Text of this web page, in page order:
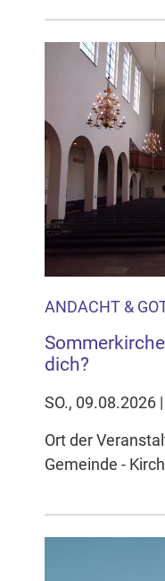
ANDACHT &
dich?
SO., 09.08.2026
Ort der
Gemeinde -